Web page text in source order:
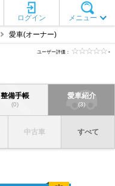
メニュー
ログイン
愛車(オーナー)
ユーザー評価： -
整備手帳
(0)
愛車紹介
(3)
中古車 すべて